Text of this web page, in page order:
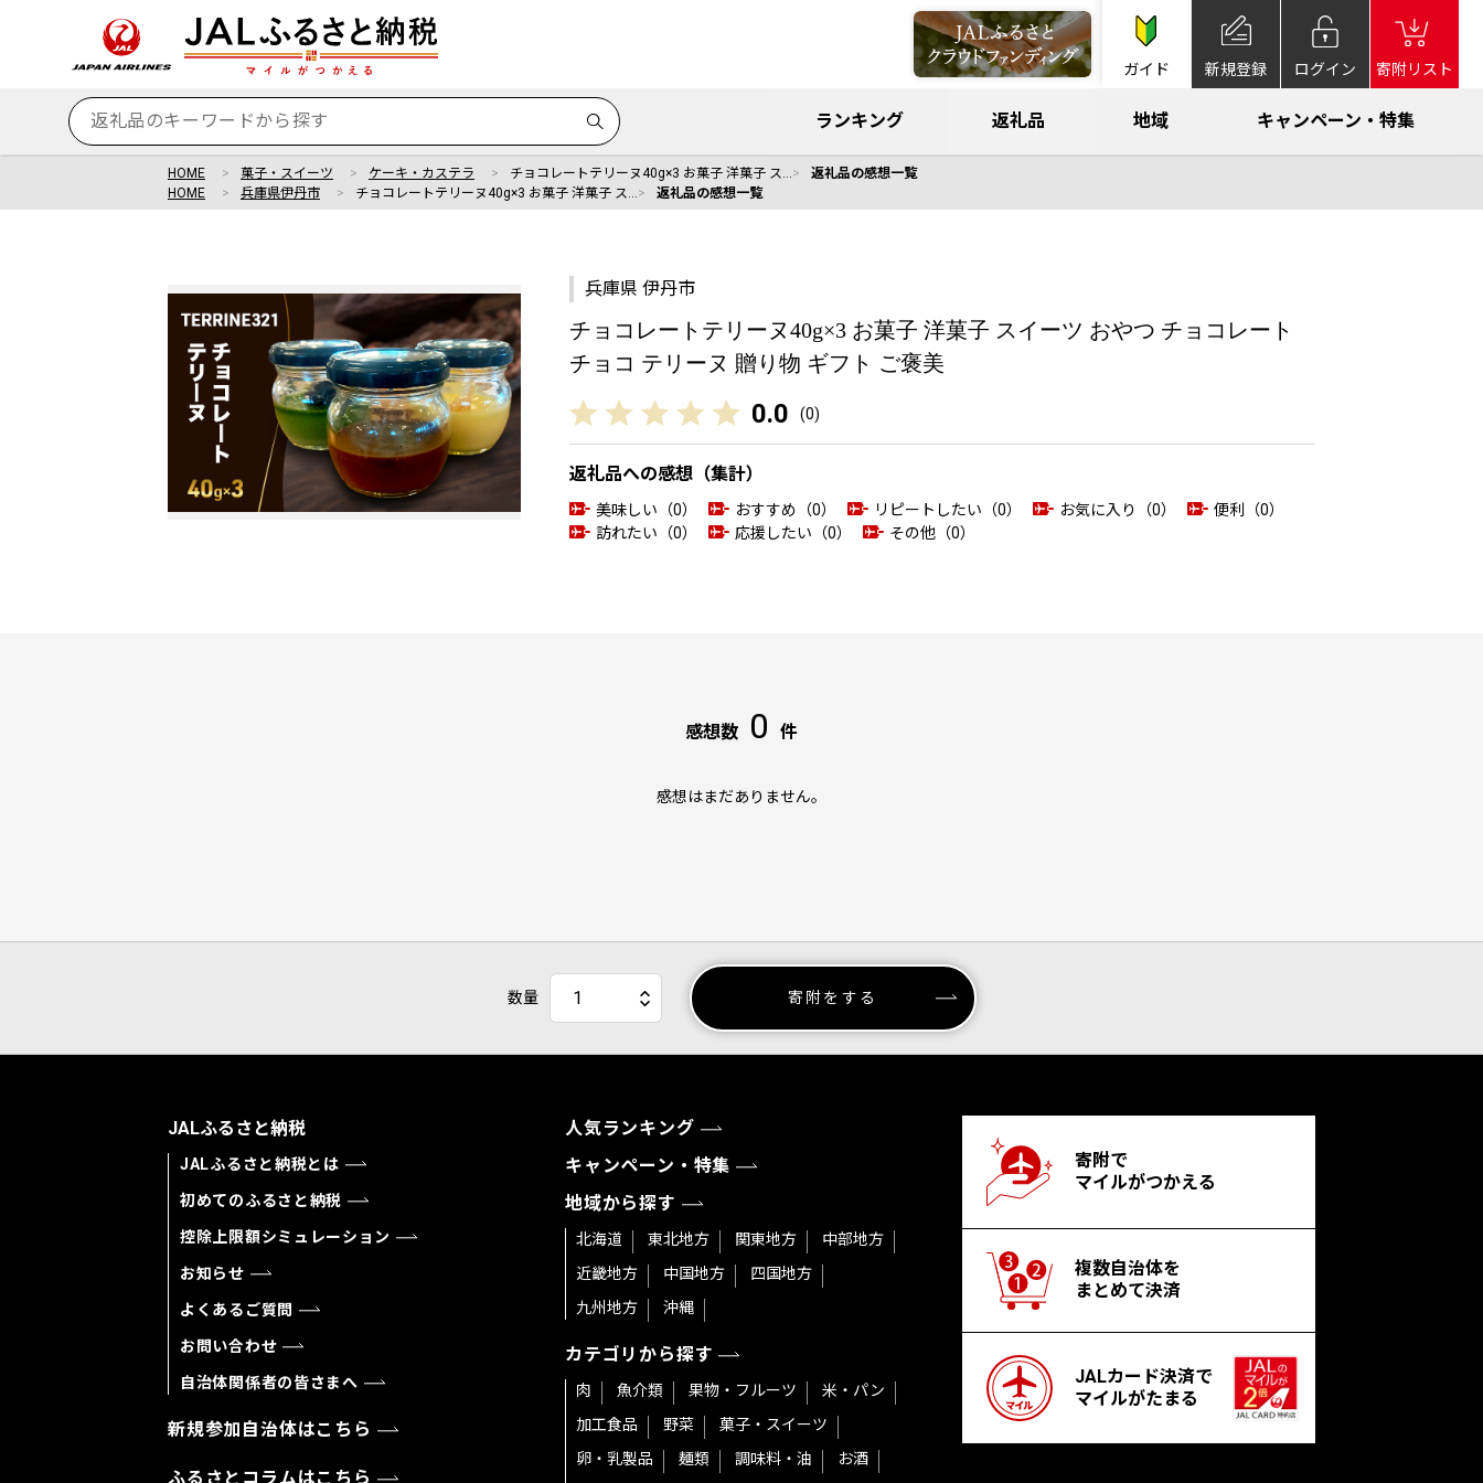
ガイド 新規登録 ログイン 寄附リスト
ランキング 返礼品 地域 キャンペーン・特集
HOME 菓子・スイーツ ケーキ・カステラ チョコレートテリーヌ40g×3 お菓子 洋菓子 ス…
返礼品の感想一覧
HOME
兵庫県伊丹市 チョコレートテリーヌ40g×3 お菓子 洋菓子 ス… 返礼品の感想一覧
兵庫県 伊丹市
チョコレートテリーヌ40g×3 お菓子 洋菓子 スイーツ おやつ チョコレート
チョコ テリーヌ 贈り物 ギフト ご褒美
0.0 (0)
返礼品への感想（集計）
美味しい（0） おすすめ（0） リピートしたい（0） お気に入り（0）
便利（0）
訪れたい（0）
応援したい（0） その他（0）
感想数 0 件
感想はまだありません。
数量 寄附をする
JALふるさと納税
JALふるさと納税とは
初めてのふるさと納税
控除上限額シミュレーション
お知らせ
よくあるご質問
お問い合わせ
自治体関係者の皆さまへ
新規参加自治体はこちら
ふるさとコラムはこちら
人気ランキング
キャンペーン・特集
地域から探す
北海道 東北地方 関東地方
中部地方
近畿地方
中国地方
四国地方
九州地方
沖縄
カテゴリから探す
肉 魚介類 果物・フルーツ
米・パン
加工食品
野菜
菓子・スイーツ
卵・乳製品
麺類 調味料・油 お酒
寄附で
マイルがつかえる
複数自治体を
まとめて決済
JALカード決済で
マイルがたまる